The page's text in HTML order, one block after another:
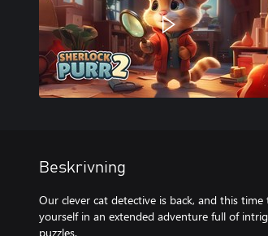
Beskrivning
Our clever cat detective is back, and this
yourself in an extended adventure full of
puzzles.